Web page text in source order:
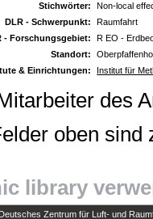
Stichwörter:
Non-local
DLR - Schwerpunkt:
Raumfahrt
- Forschungsgebiet:
R EO -
Standort:
& Einrichtungen:
Institut für
des
oben
library
Zentrum für Luft- und